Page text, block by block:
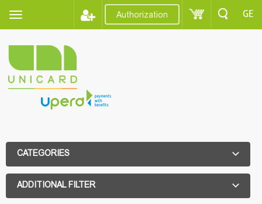
Authorization GE
CATEGORIES
ADDITIONAL FILTER